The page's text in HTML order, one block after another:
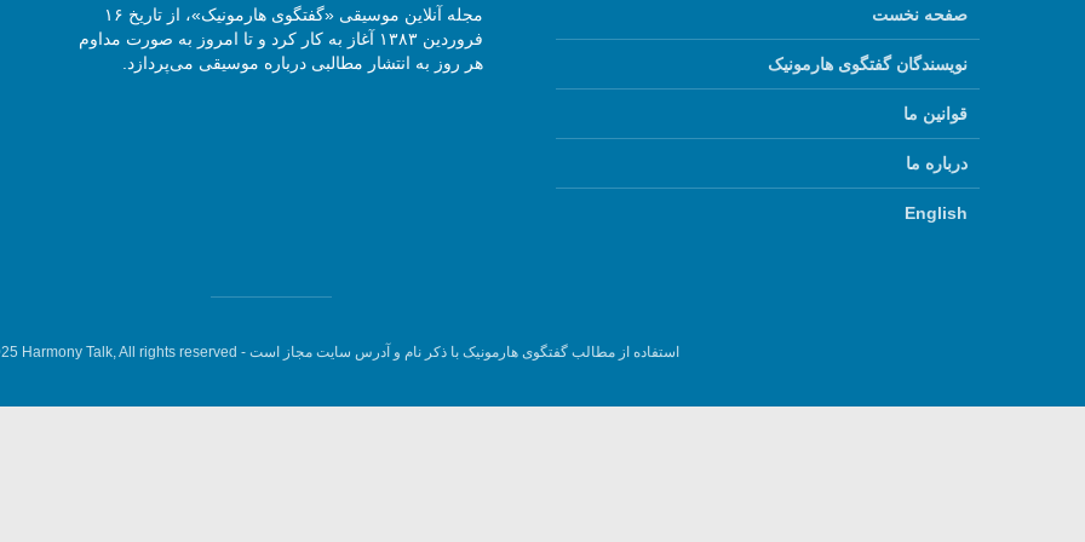
صفحه نخست
نویسندگان گفتگوی هارمونیک
قوانین ما
درباره ما
English
مجله آنلاین موسیقی «گفتگوی هارمونیک»، از تاریخ ۱۶
فروردین ۱۳۸۳ آغاز به کار کرد و تا امروز به صورت مداوم
هر روز به انتشار مطالبی درباره موسیقی می‌پردازد.
استفاده از مطالب گفتگوی هارمونیک با ذکر نام و آدرس سایت مجاز است - Harmony Talk, All rights reserved.